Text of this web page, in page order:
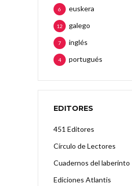
euskera
6
galego
12
inglés
7
portugués
4
EDITORES
451 Editores
Círculo de Lectores
Cuadernos del laberinto
Ediciones Atlantis